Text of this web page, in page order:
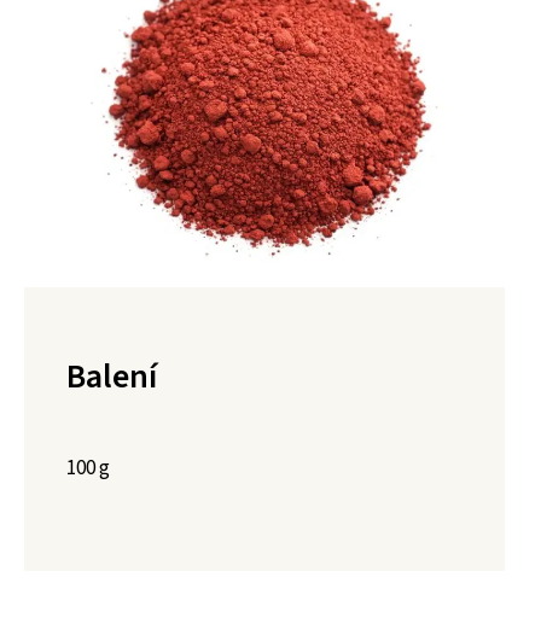
Balení
100 g